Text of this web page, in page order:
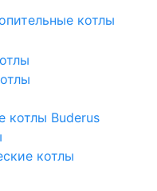
котлы
котлы Buderus
котлы